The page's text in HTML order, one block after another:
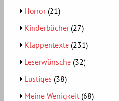
Horror(21)
Kinderbücher(27)
Klappentexte (231)
Leserwünsche (32)
Lustiges (38)
Meine Wenigkeit (68)